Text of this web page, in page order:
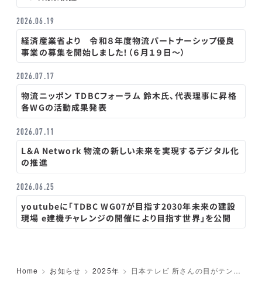
2026.06.19
経済産業省より 令和８年度物流パートナーシップ優良
事業の募集を開始しました！（６月１９日～）
2026.07.17
物流ニッポン TDBCフォーラム 鈴木氏、代表理事に昇格
各WGの活動成果発表
2026.07.11
L＆A Network 物流の新しい未来を実現するデジタル化
の推進
2026.06.25
youtubeに「TDBC WG07が目指す2030年未来の建設
現場 e建機チャレンジの開催により目指す世界」を公開
Home お知らせ 2025年
日本テレビ 所さんの目がテン！